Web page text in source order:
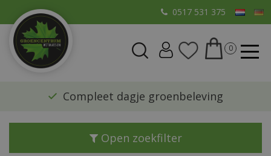
a
0517 531 375
​Compleet dagje groenbeleving
Open zoekfilter